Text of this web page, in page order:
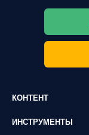
КОНТЕНТ
ИНСТРУМЕНТЫ